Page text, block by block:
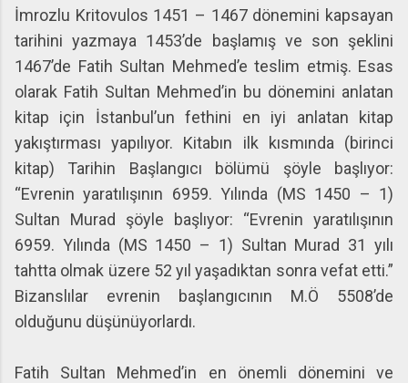
İmrozlu Kritovulos 1451 – 1467 dönemini kapsayan
tarihini yazmaya 1453’de başlamış ve son şeklini
1467’de Fatih Sultan Mehmed’e teslim etmiş. Esas
olarak Fatih Sultan Mehmed’in bu dönemini anlatan
kitap için İstanbul’un fethini en iyi anlatan kitap
yakıştırması yapılıyor. Kitabın ilk kısmında (birinci
kitap) Tarihin Başlangıcı bölümü şöyle başlıyor:
“Evrenin yaratılışının 6959. Yılında (MS 1450 – 1)
Sultan Murad şöyle başlıyor: “Evrenin yaratılışının
6959. Yılında (MS 1450 – 1) Sultan Murad 31 yılı
tahtta olmak üzere 52 yıl yaşadıktan sonra vefat etti.”
Bizanslılar evrenin başlangıcının M.Ö 5508’de
olduğunu düşünüyorlardı.
Fatih Sultan Mehmed’in en önemli dönemini ve